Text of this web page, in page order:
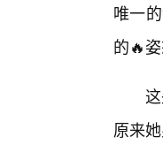
唯一
的🔥
原来